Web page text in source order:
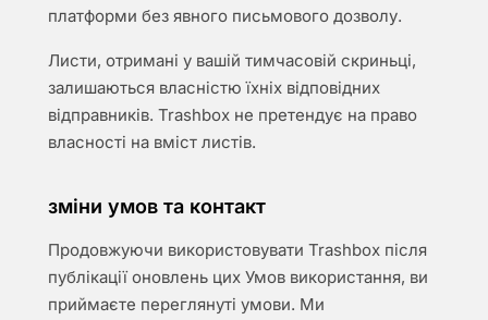
платформи без явного письмового дозволу.
Листи, отримані у вашій тимчасовій скриньці,
залишаються власністю їхніх відповідних
відправників. Trashbox не претендує на право
власності на вміст листів.
зміни умов та контакт
Продовжуючи використовувати Trashbox після
публікації оновлень цих Умов використання, ви
приймаєте переглянуті умови. Ми